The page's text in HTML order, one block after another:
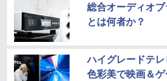
総合オーディオ
とは何者か？
ハイグレードテ
色彩美で映画＆